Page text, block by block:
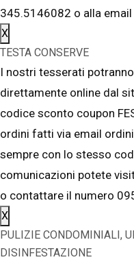
345.5146082 o alla
X
TESTA CONSERVE
I nostri tesserati
direttamente online dal
codice sconto coupon
ordini fatti via email
sempre con lo stesso
comunicazioni potete
o contattare il numero
X
PULIZIE CONDOMINIALI,
DISINFESTAZIONE